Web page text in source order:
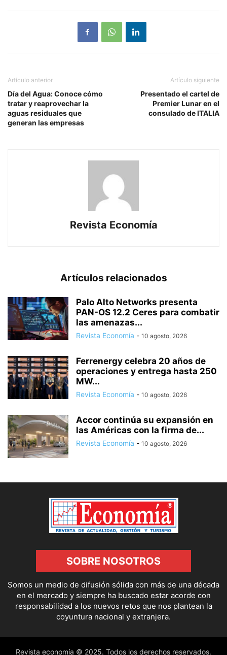
Artículo anterior
Día del Agua: Conoce cómo
tratar y reaprovechar la
aguas residuales que
generan las empresas
Artículo siguiente
Presentado el cartel de
Premier Lunar en el
consulado de ITALIA
Revista Economía
Artículos relacionados
Palo Alto Networks presenta
PAN-OS 12.2 Ceres para combatir
las amenazas...
Revista Economía - 10 agosto, 2026
Ferrenergy celebra 20 años de
operaciones y entrega hasta 250
MW...
Revista Economía - 10 agosto, 2026
Accor continúa su expansión en
las Américas con la firma de...
Revista Economía - 10 agosto, 2026
SOBRE NOSOTROS
Somos un medio de difusión sólida con más de una década
en el mercado y siempre ha buscado estar acorde con
responsabilidad a los nuevos retos que nos plantean la
coyuntura nacional y extranjera.
Revista economía © 2025. Todos los derechos reservados.